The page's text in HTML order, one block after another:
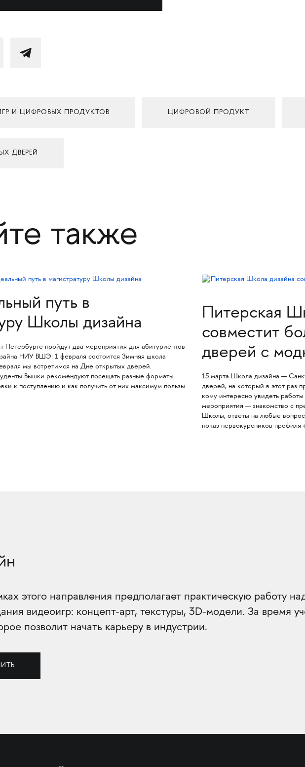
И ЦИФРОВЫХ ПРОДУКТОВ ЦИФРОВОЙ ПРОДУКТ
ДВЕРЕЙ
также
путь в
Школы дизайна
Петербурге пройдут два мероприятия для абитуриентов
НИУ ВШЭ: 1 февраля состоится Зимняя школа
мы встретимся на Дне открытых дверей.
Вышки рекомендуют посещать разные форматы
к поступлению и как получить от них максимум пользы.
Питерская
совместит
дверей с
15 марта Школа дизайна —
дверей, на который в этот раз
кому интересно увидеть
мероприятия — знакомство с
Школы, ответы на любые
показ первокурсников
этого направления предполагает практическую работу
видеоигр: концепт-арт, текстуры, 3D-модели. За время
позволит начать карьеру в индустрии.